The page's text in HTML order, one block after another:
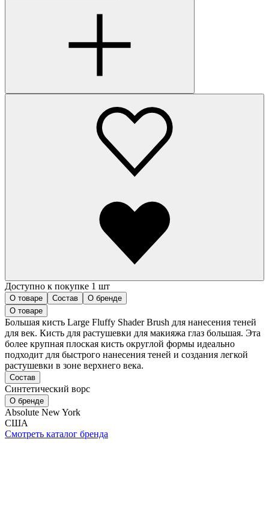
Доступно к покупке 1 шт
О товаре Состав
О бренде
О товаре
Большая кисть Large Fluffy Shader Brush для нанесения теней
для век. Кисть для растушевки для макияжа глаз большая. Эта
более крупная плоская кисть округлой формы идеально
подходит для быстрого нанесения теней и создания легкой
растушевки в зоне верхнего века.
Состав
Синтетический ворс
О бренде
Absolute New York
США
Смотреть каталог бренда